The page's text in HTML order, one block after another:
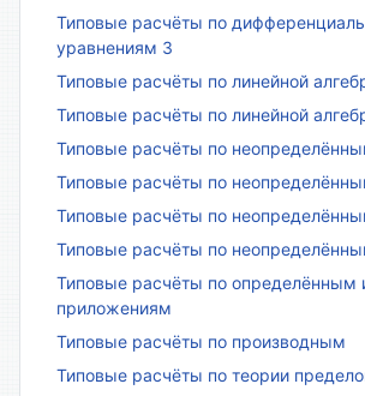
Типовые расчёты по
уравнениям 3
Типовые расчёты по линейной
Типовые расчёты по линейной
Типовые расчёты по
Типовые расчёты по
Типовые расчёты по
Типовые расчёты по
Типовые расчёты по определённым
приложениям
Типовые расчёты по производным
Типовые расчёты по теории